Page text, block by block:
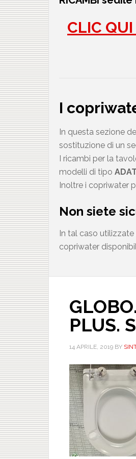
CLIC
I
In questa sezione
sostituzione di un
I ricambi per la
modelli di tipo
Inoltre i copriwater
Non siete
In tal caso
copriwater
PLUS.
14 APRILE, 2019BY